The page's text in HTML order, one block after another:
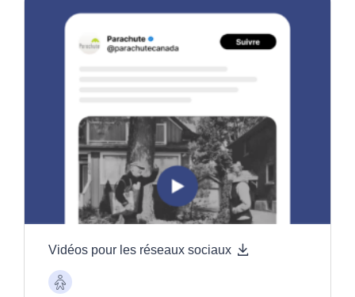
Vidéos pour les réseaux sociaux
Aînés